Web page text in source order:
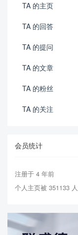
TA 的主页
TA 的回答
TA 的提问
TA 的文章
TA 的粉丝
TA 的关注
会员统计
注册于 4 年前
个人主页被 351133